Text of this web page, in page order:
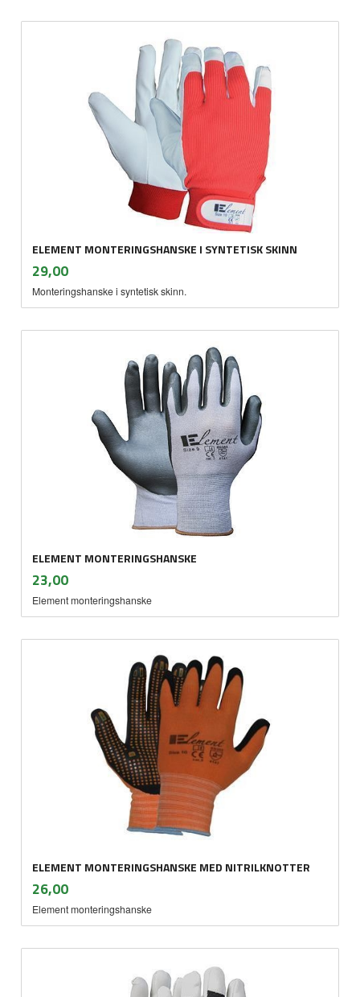
ELEMENT MONTERINGSHANSKE I SYNTETISK SKINN
Pris
29,00mva.
Monteringshanske i syntetisk skinn.
ELEMENT MONTERINGSHANSKE
Pris
23,00mva.
Element monteringshanske
ELEMENT MONTERINGSHANSKE MED NITRILKNOTTER
Pris
26,00mva.
Element monteringshanske